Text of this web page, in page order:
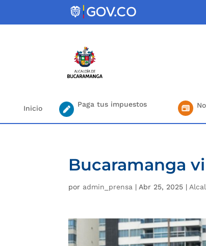
Inicio Paga tus impuestos
Bucaramanga
por admin_prensa | Abr 25, 2025 |